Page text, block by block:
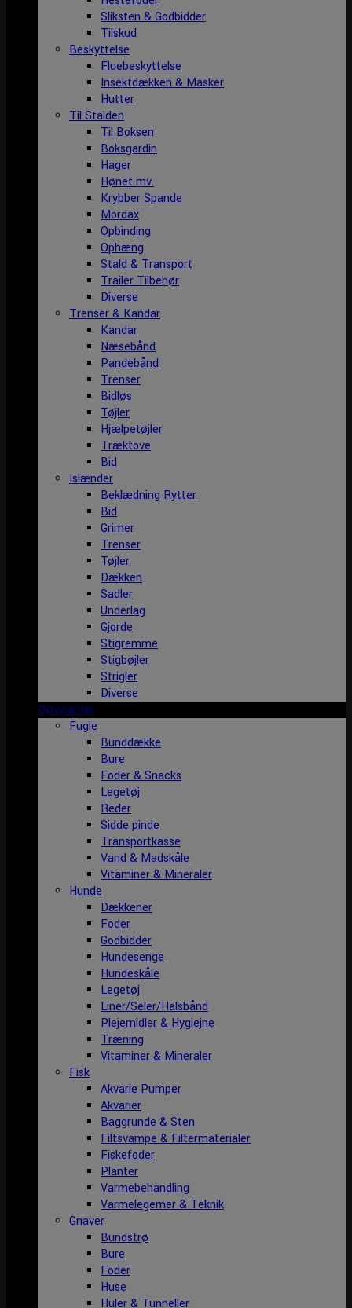
Sliksten & Godbidder
Tilskud
Beskyttelse
Fluebeskyttelse
Insektdækken & Masker
Hutter
Til Stalden
Til Boksen
Boksgardin
Hager
Hønet mv.
Krybber Spande
Mordax
Opbinding
Ophæng
Stald & Transport
Trailer Tilbehør
Diverse
Trenser & Kandar
Kandar
Næsebånd
Pandebånd
Trenser
Bidløs
Tøjler
Hjælpetøjler
Træktove
Bid
Islænder
Beklædning Rytter
Bid
Grimer
Trenser
Tøjler
Dækken
Sadler
Underlag
Gjorde
Stigremme
Stigbøjler
Strigler
Diverse
Dyrecenter
Fugle
Bunddække
Bure
Foder & Snacks
Legetøj
Reder
Sidde pinde
Transportkasse
Vand & Madskåle
Vitaminer & Mineraler
Hunde
Dækkener
Foder
Godbidder
Hundesenge
Hundeskåle
Legetøj
Liner/Seler/Halsbånd
Plejemidler & Hygiejne
Træning
Vitaminer & Mineraler
Fisk
Akvarie Pumper
Akvarier
Baggrunde & Sten
Filtsvampe & Filtermaterialer
Fiskefoder
Planter
Varmebehandling
Varmelegemer & Teknik
Gnaver
Bundstrø
Bure
Foder
Huse
Huler & Tunneller